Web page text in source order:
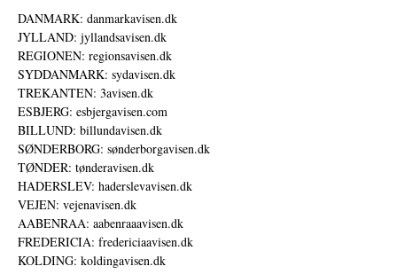
DANMARK: danmarkavisen.dk
JYLLAND: jyllandsavisen.dk
REGIONEN: regionsavisen.dk
SYDDANMARK: sydavisen.dk
TREKANTEN: 3avisen.dk
ESBJERG: esbjergavisen.com
BILLUND: billundavisen.dk
SØNDERBORG: sønderborgavisen.dk
TØNDER: tønderavisen.dk
HADERSLEV: haderslevavisen.dk
VEJEN: vejenavisen.dk
AABENRAA: aabenraaavisen.dk
FREDERICIA: fredericiaavisen.dk
KOLDING: koldingavisen.dk